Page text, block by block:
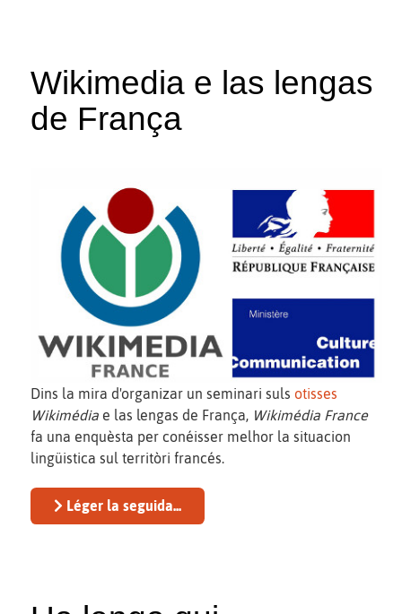
Wikimedia e las lengas
de França
Dins la mira d'organizar un seminari suls otisses
Wikimédia e las lengas de França, Wikimédia France
fa una enquèsta per conéisser melhor la situacion
lingüistica sul territòri francés.
Léger la seguida...